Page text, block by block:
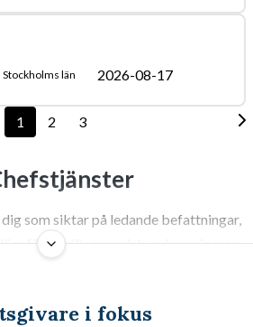
Stockholms län 2026-08-17
1 2 3
som siktar på ledande befattningar,
och hur du navigerar
i fokus